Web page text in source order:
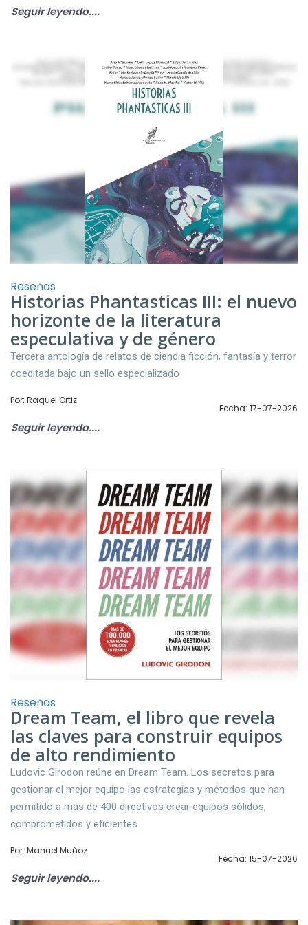
Seguir leyendo....
Reseñas
Historias Phantasticas III: el nuevo
horizonte de la literatura
especulativa y de género
Tercera antología de relatos de ciencia ficción, fantasía y terror
coeditada bajo un sello especializado
Por: Raquel Ortiz
Fecha: 17-07-2026
Seguir leyendo....
Reseñas
Dream Team, el libro que revela
las claves para construir equipos
de alto rendimiento
Ludovic Girodon reúne en Dream Team. Los secretos para
gestionar el mejor equipo las estrategias y métodos que han
permitido a más de 400 directivos crear equipos sólidos,
comprometidos y eficientes
Por: Manuel Muñoz
Fecha: 15-07-2026
Seguir leyendo....